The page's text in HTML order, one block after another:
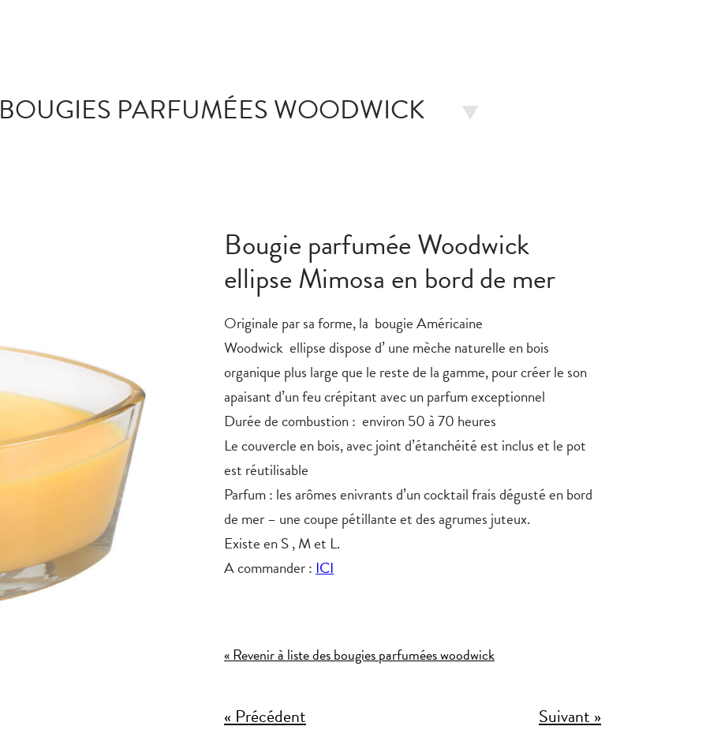
BOUGIES PARFUMÉES WOODWICK
Bougie parfumée Woodwick
ellipse Mimosa en bord de mer
Originale par sa forme, la bougie Américaine
Woodwickellipsedispose d’ une mèche naturelle en bois
organique plus large que le reste de la gamme, pour créer le son
apaisant d’un feu crépitant avec un parfum exceptionnel
Durée de combustion : environ 50 à 70 heures
Le couvercle en bois, avec joint d’étanchéité est inclus et le pot
est réutilisable
Parfum: les arômes enivrants d’un cocktail frais dégusté en bord
de mer – une coupe pétillante et des agrumes juteux.
Existe en S , M et L.
A commander :ICI
« Revenir à liste des bougies parfumées woodwick
« Précédent Suivant »